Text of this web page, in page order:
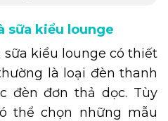
sữa kiểu lounge
kiểu lounge có thiết
là loại đèn thanh
đèn đơn thả dọc. Tùy
thể chọn những mẫu